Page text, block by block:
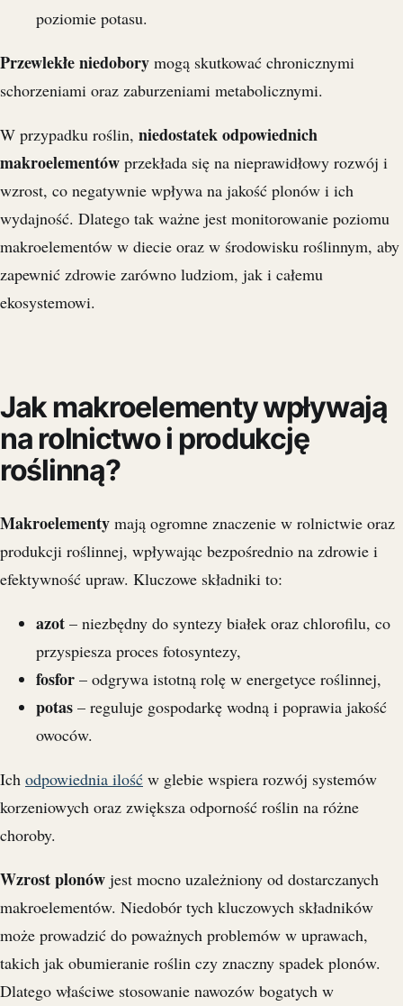
poziomie potasu.
Przewlekłe niedobory mogą skutkować chronicznymi
schorzeniami oraz zaburzeniami metabolicznymi.
W przypadku roślin, niedostatek odpowiednich
makroelementów przekłada się na nieprawidłowy rozwój i
wzrost, co negatywnie wpływa na jakość plonów i ich
wydajność. Dlatego tak ważne jest monitorowanie poziomu
makroelementów w diecie oraz w środowisku roślinnym, aby
zapewnić zdrowie zarówno ludziom, jak i całemu
ekosystemowi.
Jak makroelementy wpływają
na rolnictwo i produkcję
roślinną?
Makroelementy mają ogromne znaczenie w rolnictwie oraz
produkcji roślinnej, wpływając bezpośrednio na zdrowie i
efektywność upraw. Kluczowe składniki to:
azot – niezbędny do syntezy białek oraz chlorofilu, co
przyspiesza proces fotosyntezy,
fosfor – odgrywa istotną rolę w energetyce roślinnej,
potas – reguluje gospodarkę wodną i poprawia jakość
owoców.
Ich odpowiednia ilość w glebie wspiera rozwój systemów
korzeniowych oraz zwiększa odporność roślin na różne
choroby.
Wzrost plonów jest mocno uzależniony od dostarczanych
makroelementów. Niedobór tych kluczowych składników
może prowadzić do poważnych problemów w uprawach,
takich jak obumieranie roślin czy znaczny spadek plonów.
Dlatego właściwe stosowanie nawozów bogatych w